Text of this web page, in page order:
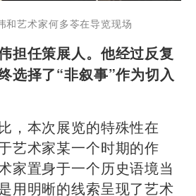
和艺术家何多苓在导览现场
担任策展人。他经过反复
选择了“非叙事”作为切入
，本次展览的特殊性在
艺术家某一个时期的作
家置身于一个历史语境当
用明晰的线索呈现了艺术